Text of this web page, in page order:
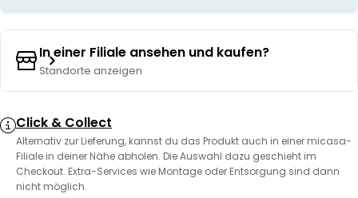
In einer Filiale ansehen und kaufen?
Standorte anzeigen
Click & Collect
Alternativ zur Lieferung, kannst du das Produkt auch in einer micasa-
Filiale in deiner Nähe abholen. Die Auswahl dazu geschieht im
Checkout. Extra-Services wie Montage oder Entsorgung sind dann
nicht möglich.